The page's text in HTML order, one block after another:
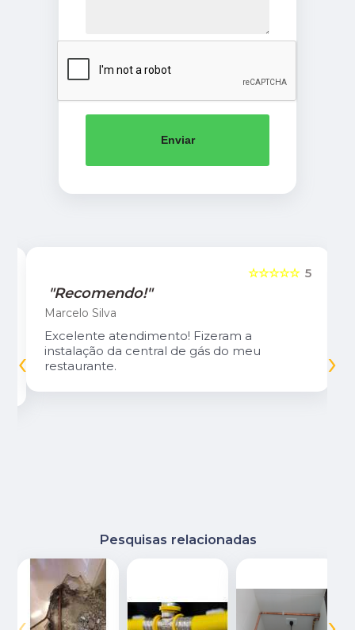
Enviar
5
☆☆☆☆☆
"Recomendo!"
Marcelo Silva
Excelente atendimento! Fizeram a
instalação da central de gás do meu
restaurante.
‹ ›
Pesquisas relacionadas